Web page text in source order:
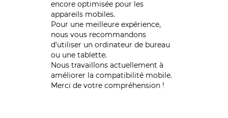
encore optimisée pour les
appareils mobiles.
Pour une meilleure expérience,
nous vous recommandons
d'utiliser un ordinateur de bureau
ou une tablette.
Nous travaillons actuellement à
améliorer la compatibilité mobile.
Merci de votre compréhension !